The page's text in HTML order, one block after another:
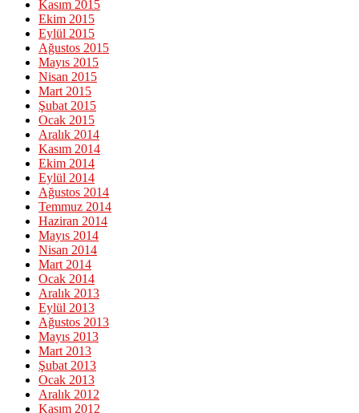
Kasım 2015
Ekim 2015
Eylül 2015
Ağustos 2015
Mayıs 2015
Nisan 2015
Mart 2015
Şubat 2015
Ocak 2015
Aralık 2014
Kasım 2014
Ekim 2014
Eylül 2014
Ağustos 2014
Temmuz 2014
Haziran 2014
Mayıs 2014
Nisan 2014
Mart 2014
Ocak 2014
Aralık 2013
Eylül 2013
Ağustos 2013
Mayıs 2013
Mart 2013
Şubat 2013
Ocak 2013
Aralık 2012
Kasım 2012